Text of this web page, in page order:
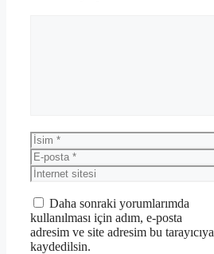
İsim
E-
posta
İnternet
sitesi
Daha sonraki yorumlarımda
kullanılması için adım, e-posta
adresim ve site adresim bu tarayıcıya
kaydedilsin.